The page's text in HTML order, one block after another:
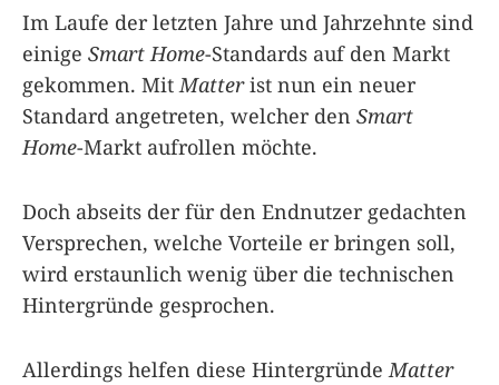
Im Laufe der letzten Jahre und Jahrzehnte sind
einige Smart Home-Standards auf den Markt
gekommen. Mit Matterist nun ein neuer
Standard angetreten, welcher den Smart
Home-Markt aufrollen möchte.
Doch abseits der für den Endnutzer gedachten
Versprechen, welche Vorteile er bringen soll,
wird erstaunlich wenig über die technischen
Hintergründe gesprochen.
Allerdings helfen diese Hintergründe Matter